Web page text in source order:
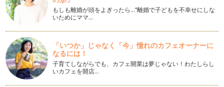
６月の絵本『やさいのおなか』
夏野菜が美味しい季節がやってきます。 トマト、トウモロコ
シ、オクラ、きゅうり・・・…
５月の絵本『ノンタンほわほわほわわ』
気持ちのいいお天気が続いていますね。GWはいかがお過ごし
でしたでしょうか。 お出かけさ…
もしも離婚が頭をよぎったら…“離婚で子どもを不幸せにしな
いためにママ…
「いつか」じゃなく「今」憧れのカフェオーナーに
なるには！
子育てしながらでも、カフェ開業は夢じゃない！わたしらし
いカフェを開店…